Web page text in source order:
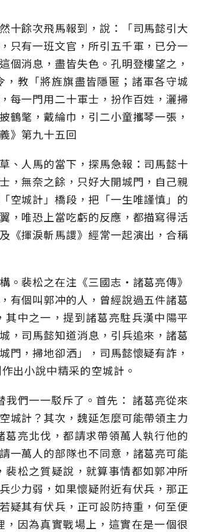
十餘次飛馬報到，說：「司馬懿引大
只有一班文官，所引五千軍，已分一
個消息，盡皆失色。孔明登樓望之，
教「將旌旗盡皆隱匿；諸軍各守城
每一門用二十軍士，扮作百姓，灑掃
鶴氅，戴綸巾，引二小童攜琴一張，
》第九十五回
、人馬的當下，探馬急報：司馬懿十
，無奈之餘，只好大開城門，自己親
城計」橋段，把「一生唯謹慎」的
，唯恐上當吃虧的反應，都描寫得活
《揮淚斬馬謖》經常一起演出，合稱
。裴松之在注《三國志‧諸葛亮傳》
有個叫郭冲的人，曾經說過五件諸葛
中之一，提到諸葛亮駐兵漢中陽平
，司馬懿知道消息，引兵追來，諸葛
門，掃地卻洒」，司馬懿懷疑有詐，
出小說中精采的空城計。
們一一駁斥了。首先： 諸葛亮從來
城計？其次，魏延怎麼可能帶領主力
亮北伐，都請求帶領萬人執行他的
一萬人的部隊也不同意，諸葛亮可能
松之質疑說，就算事情都如郭冲所
少力弱，如果懷疑附近有伏兵，那正
疑其有伏兵，正可設防持重，何至便
因為真實戰場上，這實在是一個很